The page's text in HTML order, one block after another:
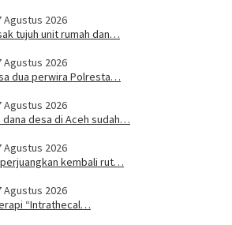
Agustus 2026
tujuh unit rumah dan…
Agustus 2026
dua perwira Polresta…
Agustus 2026
dana desa di Aceh sudah…
Agustus 2026
kembali rut…
Agustus 2026
“Intrathecal…